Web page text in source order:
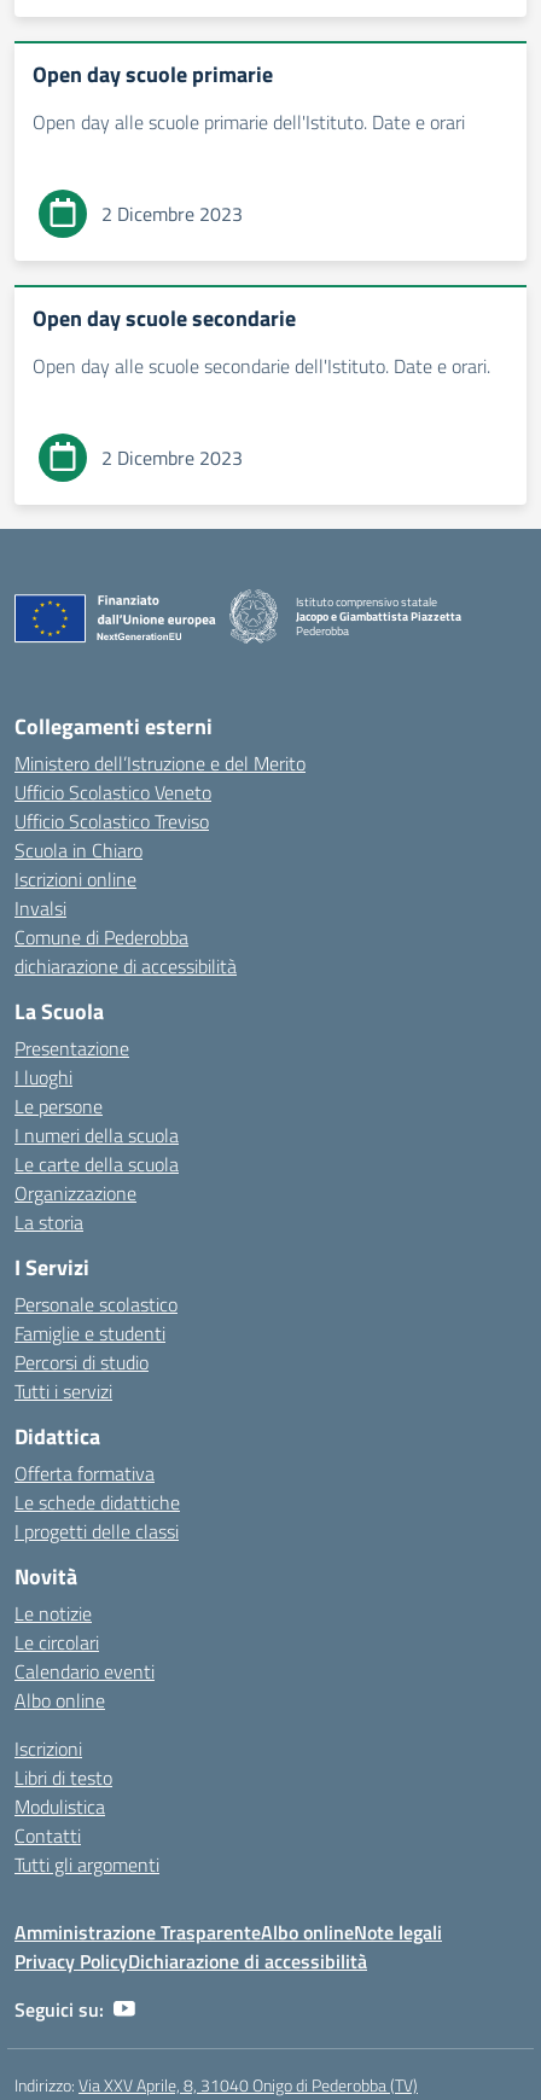
Open day scuole primarie
Open day alle scuole primarie dell'Istituto. Date e orari
2 Dicembre 2023
Open day scuole secondarie
Open day alle scuole secondarie dell'Istituto. Date e orari.
2 Dicembre 2023
Istituto comprensivo statale
Jacopo e Giambattista Piazzetta
Pederobba
Collegamenti esterni
Ministero dell’Istruzione e del Merito
Ufficio Scolastico Veneto
Ufficio Scolastico Treviso
Scuola in Chiaro
Iscrizioni online
Invalsi
Comune di Pederobba
dichiarazione di accessibilità
La Scuola
Presentazione
I luoghi
Le persone
I numeri della scuola
Le carte della scuola
Organizzazione
La storia
I Servizi
Personale scolastico
Famiglie e studenti
Percorsi di studio
Tutti i servizi
Didattica
Offerta formativa
Le schede didattiche
I progetti delle classi
Novità
Le notizie
Le circolari
Calendario eventi
Albo online
Iscrizioni
Libri di testo
Modulistica
Contatti
Tutti gli argomenti
Amministrazione TrasparenteAlbo onlineNote legali
Privacy PolicyDichiarazione di accessibilità
Seguici su:
Indirizzo:Via XXV Aprile, 8, 31040 Onigo di Pederobba (TV)